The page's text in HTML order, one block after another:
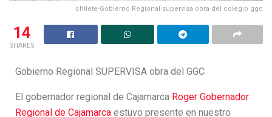
chilete-Gobierno Regional supervisa obra del colegio ggc
14
SHARES
Gobierno Regional SUPERVISA obra del GGC
El gobernador regional de Cajamarca Roger Gobernador
Regional de Cajamarca estuvo presente en nuestro